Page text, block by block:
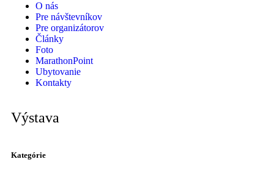
O nás
Pre návštevníkov
Pre organizátorov
Články
Foto
MarathonPoint
Ubytovanie
Kontakty
Výstava
Kategórie